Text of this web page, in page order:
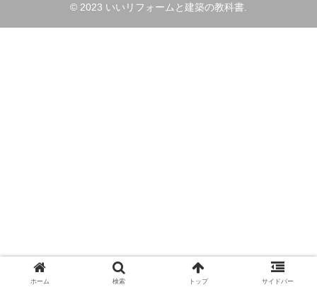
© 2023 いいリフォームと建築の教科書.
ホーム 検索 トップ サイドバー